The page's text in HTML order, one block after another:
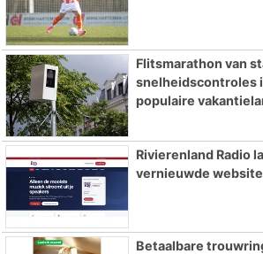
Flitsmarathon van
snelheidscontroles
populaire
Rivierenland Radio
vernieuwde website
Betaalbare